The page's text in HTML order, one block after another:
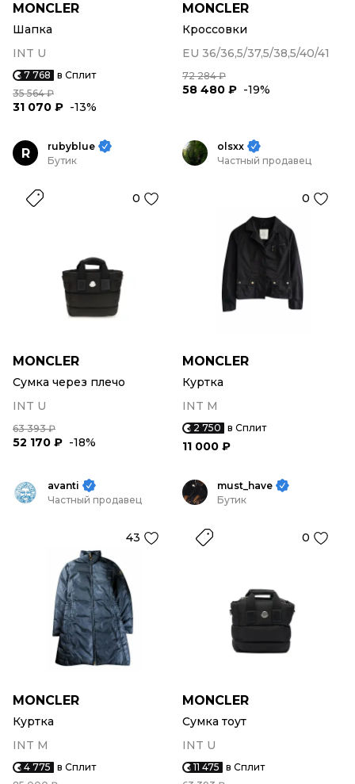
MONCLER
Шапка
INT U
7 768 в Сплит
35 564 ₽
31 070 ₽ -13%
MONCLER
Кроссовки
EU 36/36,5/37,5/38,5/40/41
72 284 ₽
58 480 ₽ -19%
R
rubyblue
Бутик
0
MONCLER
Сумка через плечо
INT U
63 393 ₽
52 170 ₽ -18%
olsxx
Частный продавец
0
MONCLER
Куртка
INT M
2 750 в Сплит
11 000 ₽
avanti
Частный продавец
43
MONCLER
Куртка
INT M
4 775 в Сплит
must_have
Бутик
0
MONCLER
Сумка тоут
INT U
11 475 в Сплит